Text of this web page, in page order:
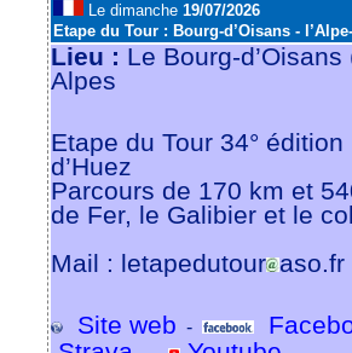
Le dimanche 19/07/2026
Etape du Tour : Bourg-d’Oisans -
Lieu : Le Bourg-
Alpes
Etape du Tour 34° édition
d’Huez
Parcours de 170 km et
de Fer, le Galibier et le
Mail : letapedutour aso.fr
Site web -